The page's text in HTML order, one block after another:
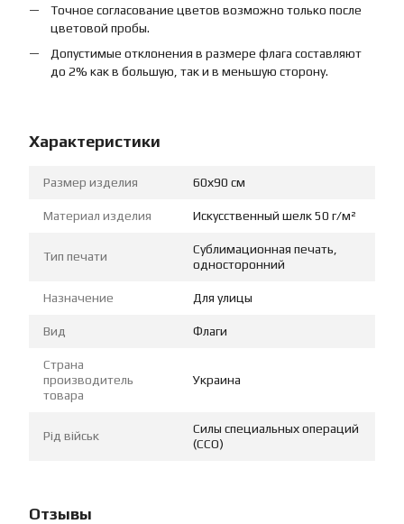
Точное согласование цветов возможно только после
цветовой пробы.
Допустимые отклонения в размере флага составляют
до 2% как в большую, так и в меньшую сторону.
Характеристики
Размер изделия 60х90 см
Материал изделия Искусственный шелк 50 г/м²
Тип печати
Сублимационная печать,
односторонний
Назначение Для улицы
Вид Флаги
Страна
производитель
товара
Украина
Рід військ
Силы специальных операций
(ССО)
Отзывы